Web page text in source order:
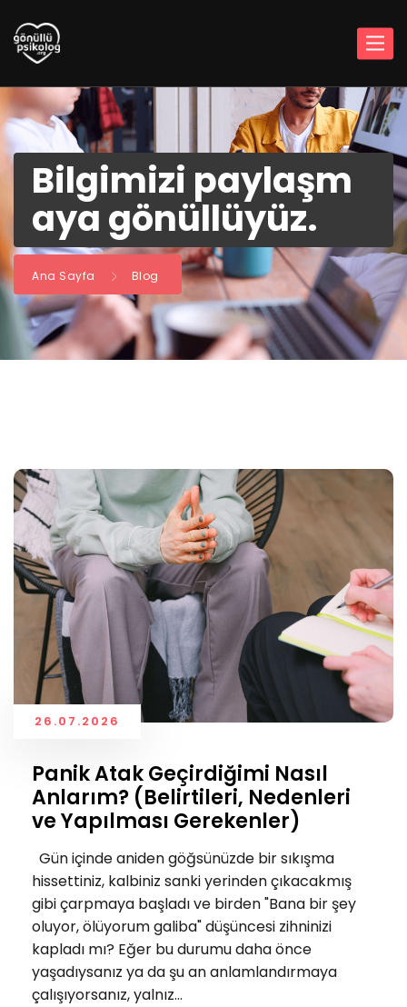
Bilgimizi paylaşm
aya gönüllüyüz.
Ana Sayfa Blog
26.07.2026
Panik Atak Geçirdiğimi Nasıl
Anlarım? (Belirtileri, Nedenleri
ve Yapılması Gerekenler)
Gün içinde aniden göğsünüzde bir sıkışma
hissettiniz, kalbiniz sanki yerinden çıkacakmış
gibi çarpmaya başladı ve birden "Bana bir şey
oluyor, ölüyorum galiba" düşüncesi zihninizi
kapladı mı? Eğer bu durumu daha önce
yaşadıysanız ya da şu an anlamlandırmaya
çalışıyorsanız, yalnız...